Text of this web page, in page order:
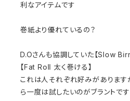
利なアイテムです
巻紙より優れているの？
D.Oさんも協調していた【Slow
【Fat Roll 太く巻ける】
これは人それぞれ好みがありま
ら一度は試したいのがブラントで